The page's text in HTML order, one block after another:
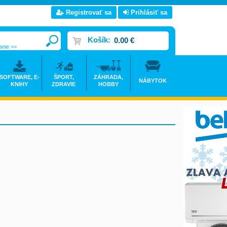
Registrovať sa Prihlásiť sa
Košík: 0.00 €
>>
E-
KNIHY
ŠPORT,
ZDRAVIE
ZÁHRADA,
HOBBY
NÁBYTOK